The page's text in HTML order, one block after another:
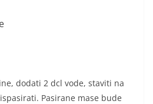
dodati 2 dcl vode, staviti na
Pasirane mase bude